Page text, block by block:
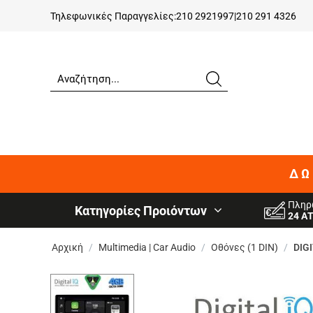
Τηλεφωνικές Παραγγελίες:210 2921997|210 291 4326
Κατηγορίες Προιόντων
24
Αρχική / Multimedia | Car Audio / Οθόνες (1 DIN) /